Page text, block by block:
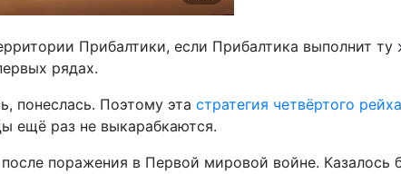
Прибалтики, если Прибалтика выполнит
рядах.
понеслась. Поэтому эта стратегия четвёртого
ещё раз не выкарабкаются.
поражения в Первой мировой войне.